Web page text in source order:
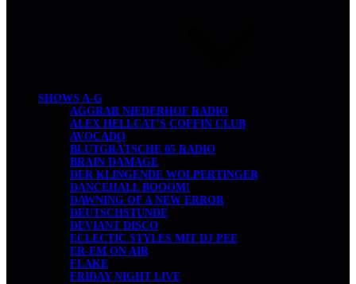
SHOWS A-G
AGGRAR NIEDERHOF RADIO
ALEX HELLCAT’S COFFIN CLUB
AVOCADO
BLUTGRÄTSCHE 05 RADIO
BRAIN DAMAGE
DER KLINGENDE WOLPERTINGER
DANCEHALL BOOOM!
DAWNING OF A NEW ERROR
DEUTSCHSTUNDE
DEVIANT DISCO
ECLECTIC STYLES MIT DJ PEE
ER-EM ON AIR
FLAKE
FRIDAY NIGHT LIVE